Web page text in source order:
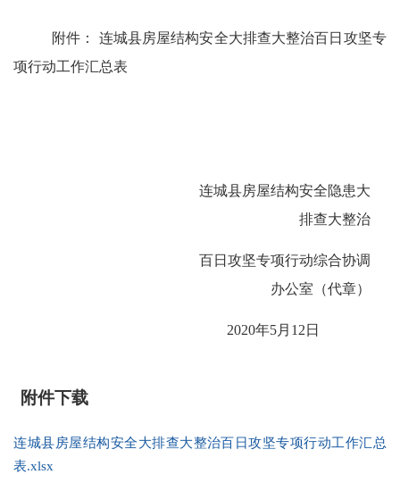
附件： 连城县房屋结构安全大排查大整治百日攻坚专
项行动工作汇总表
连城县房屋结构安全隐患大
排查大整治
百日攻坚专项行动综合协调
办公室（代章）
2020年5月 12 日
附件下载
连城县房屋结构安全大排查大整治百日攻坚专项行动工作汇总
表.xlsx